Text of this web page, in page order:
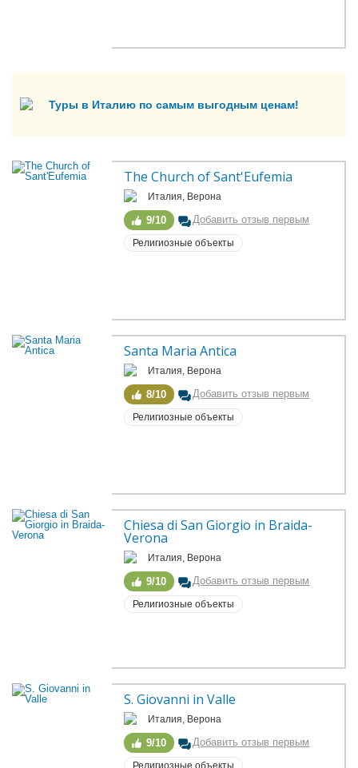
Туры в Италию по самым выгодным ценам!
The Church of Sant'Eufemia
Италия, Верона
9/10 Добавить отзыв первым
Религиозные объекты
Santa Maria Antica
Италия, Верона
8/10 Добавить отзыв первым
Религиозные объекты
Chiesa di San Giorgio in Braida-
Verona
Италия, Верона
9/10 Добавить отзыв первым
Религиозные объекты
S. Giovanni in Valle
Италия, Верона
9/10 Добавить отзыв первым
Религиозные объекты